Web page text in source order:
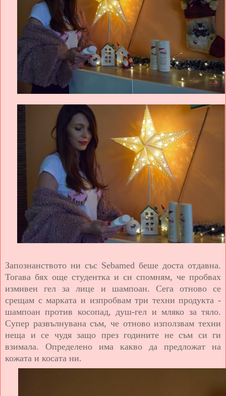
Запознанството ни със Sebamed беше доста отдавна.
Тогава бях още студентка и си спомням, че пробвах
измивен гел за лице и шампоан. Сега отново се
срещам с марката и изпробвам три техни продукта -
шампоан против косопад, душ-гел и мляко за тяло.
Супер развълнувана съм, че отново използвам техни
неща и се чудя защо през годините не съм си ги
взимала. Определено има какво да предложат на
кожата и косата ни.